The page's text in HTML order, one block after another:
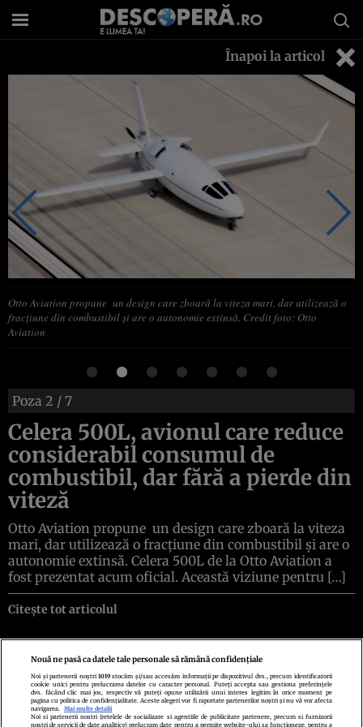
Înapoi la articol
Otto Aviation propune un design care zboară la viteza mari, dar utilizează o
fracțiune din combustibil și are o autonomie extinsă. Credit foto: Otto
Aviation
Poza 2 / 7
Celera 500L, avionul care reduce
considerabil consumul de
combustibil, dar fără a pierde din
viteză
Otto Aviation propune un design care zboară la viteza
mari, dar utilizează o fracțiune din combustibil și are o
autonomie extinsă. Celera 500L de la Otto Aviation a
fost prezentat acum oficial. Această viziune pentru […]
Citește tot articolul
Politica de confidenţialitate Politica de cookiesTermeni şi condiţii
Echipa redacționalăContactSetări Cookies
Nouă ne pasă ca datele tale personale să rămână confidențiale
Noi și partenerii noștri1019 stocăm și/sau accesăm informații pe dispozitivul dvs., precum identificatorii
cookie unici pentru prelucrarea datelor cu caracter personal. Puteți accepta sau gestiona preferințele
dvs. făcând clic mai jos, respectiv vă puteți opune utilizării unui interes legitim în orice moment pe
pagina cu politica de confidențialitate. Aceste alegeri vor fi raportate partenerilor noștri și nu vă vor afecta
navigarea.
Mai multe detalii
Noi si partenerii nostri (retelele de socializare si agentiile de publicitate partenere, precum si furnizorii
nostri de servicii de date analitice) prelucram date pentru a permite website-ului sa functioneze, pentru a